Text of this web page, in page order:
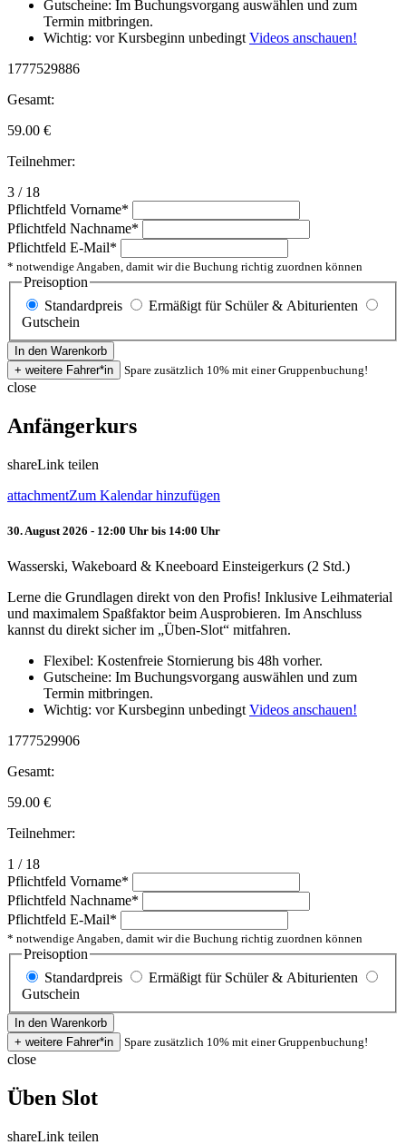
Gutscheine: Im Buchungsvorgang auswählen und zum
Termin mitbringen.
Wichtig: vor Kursbeginn unbedingtVideos anschauen!
1777529886
Gesamt:
59.00 €
Teilnehmer:
3 / 18
Pflichtfeld Vorname*
Pflichtfeld Nachname*
Pflichtfeld E-Mail*
* notwendige Angaben, damit wir die Buchung richtig zuordnen können
Preisoption
Standardpreis
Ermäßigt für Schüler & Abiturienten
Gutschein
Spare zusätzlich 10% mit einer Gruppenbuchung!
close
Anfängerkurs
shareLink teilen
attachmentZum Kalendar hinzufügen
30. August 2026 - 12:00 Uhr bis 14:00 Uhr
Wasserski, Wakeboard & Kneeboard Einsteigerkurs (2 Std.)
Lerne die Grundlagen direkt von den Profis! Inklusive Leihmaterial
und maximalem Spaßfaktor beim Ausprobieren. Im Anschluss
kannst du direkt sicher im „Üben-Slot“ mitfahren.
Flexibel: Kostenfreie Stornierung bis 48h vorher.
Gutscheine: Im Buchungsvorgang auswählen und zum
Termin mitbringen.
Wichtig: vor Kursbeginn unbedingt Videos anschauen!
1777529906
Gesamt:
59.00 €
Teilnehmer:
1 / 18
Pflichtfeld Vorname*
Pflichtfeld Nachname*
Pflichtfeld E-Mail*
* notwendige Angaben, damit wir die Buchung richtig zuordnen können
Preisoption
Standardpreis
Ermäßigt für Schüler & Abiturienten
Gutschein
Spare zusätzlich 10% mit einer Gruppenbuchung!
close
Üben Slot
shareLink teilen